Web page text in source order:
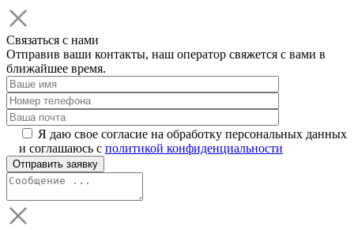
Связаться с нами
Отправив ваши контакты, наш оператор свяжется с вами в
ближайшее время.
Я даю свое согласие на обработку персональных данных
и соглашаюсь с политикой конфиденциальности